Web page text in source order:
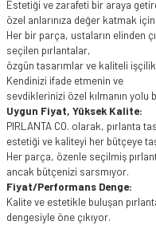
Estetiği ve zarafeti bir araya
özel anlarınıza değer katmak
Her bir parça, ustaların elinden
seçilen pırlantalar,
özgün tasarımlar ve kaliteli
Kendinizi ifade etmenin ve
sevdiklerinizi özel kılmanın yolu
Uygun Fiyat, Yüksek Kalite:
PIRLANTA CO. olarak, pırlanta
estetiği ve kaliteyi her bütçeye
Her parça, özenle seçilmiş
ancak bütçenizi sarsmıyor.
Fiyat/Performans Denge:
Kalite ve estetikle buluşan
dengesiyle öne çıkıyor.